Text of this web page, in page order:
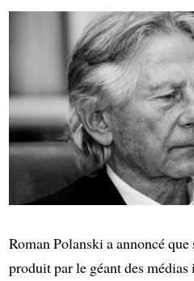
Roman Polanski a annoncé
produit par le géant des